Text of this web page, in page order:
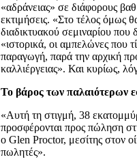
«αδράνειας» σε διάφορους
εκτιμήσεις. «Στο τέλος όμως
διαδικτυακού σεμιναρίου
«ιστορικά, οι αμπελώνες που
παραγωγή, παρά την αρχική
καλλιέργειας». Και κυρίως,
Το βάρος των παλαιότερων
«Αυτή τη στιγμή, 38
προσφέρονται προς πώληση
ο Glen Proctor, μεσίτης στον
πωλητές».